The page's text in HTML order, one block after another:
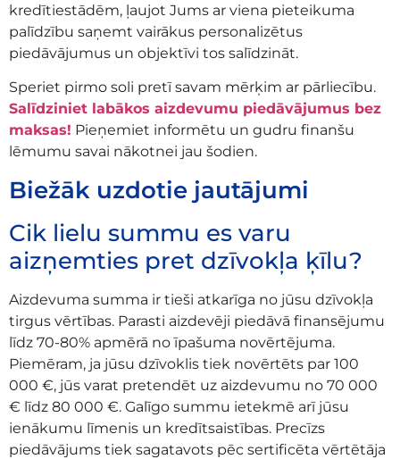
kredītiestādēm, ļaujot Jums ar viena pieteikuma
palīdzību saņemt vairākus personalizētus
piedāvājumus un objektīvi tos salīdzināt.
Speriet pirmo soli pretī savam mērķim ar pārliecību.
Salīdziniet labākos aizdevumu piedāvājumus bez
maksas! Pieņemiet informētu un gudru finanšu
lēmumu savai nākotnei jau šodien.
Biežāk uzdotie jautājumi
Cik lielu summu es varu
aizņemties pret dzīvokļa ķīlu?
Aizdevuma summa ir tieši atkarīga no jūsu dzīvokļa
tirgus vērtības. Parasti aizdevēji piedāvā finansējumu
līdz 70-80% apmērā no īpašuma novērtējuma.
Piemēram, ja jūsu dzīvoklis tiek novērtēts par 100
000 €, jūs varat pretendēt uz aizdevumu no 70 000
€ līdz 80 000 €. Galīgo summu ietekmē arī jūsu
ienākumu līmenis un kredītsaistības. Precīzs
piedāvājums tiek sagatavots pēc sertificēta vērtētāja